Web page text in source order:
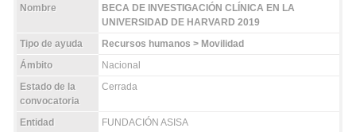
Nombre
BECA DE INVESTIGACIÓN CLÍNICA EN LA
UNIVERSIDAD DE HARVARD 2019
Tipo de ayuda
Recursos humanos > Movilidad
Ámbito
Nacional
Estado de la
convocatoria
Cerrada
Entidad
FUNDACIÓN ASISA